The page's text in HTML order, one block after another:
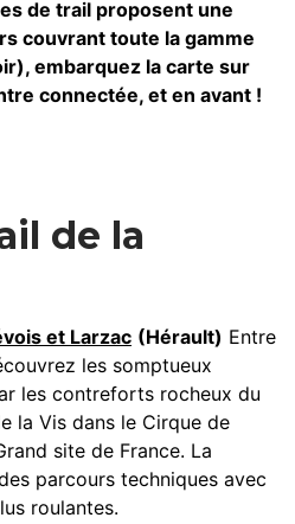
de trail proposent une
couvrant toute la gamme
embarquez la carte sur
connectée, et en avant !
de la
et Larzac (Hérault) Entre
les somptueux
les contreforts rocheux du
la Vis dans le Cirque de
site de France. La
parcours techniques avec
roulantes.